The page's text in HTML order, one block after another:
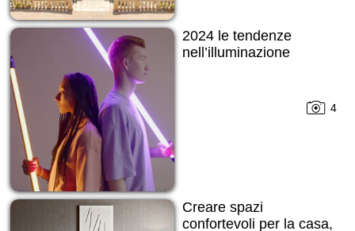
2024 le tendenze
nell’illuminazione
4
Creare spazi
confortevoli per la casa,